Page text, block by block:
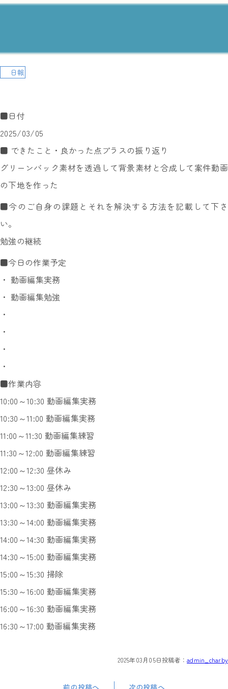
日報
■日付
2025/03/05
■ できたこと・良かった点プラスの振り返り
グリーンバック素材を透過して背景素材と合成して案件動画
の下地を作った
■今のご自身の課題とそれを解決する方法を記載して下さ
い。
勉強の継続
■今日の作業予定
・ 動画編集実務
・ 動画編集勉強
・
・
・
・
■作業内容
10:00～10:30 動画編集実務
10:30～11:00 動画編集実務
11:00～11:30 動画編集練習
11:30～12:00 動画編集練習
12:00～12:30 昼休み
12:30～13:00 昼休み
13:00～13:30 動画編集実務
13:30～14:00 動画編集実務
14:00～14:30 動画編集実務
14:30～15:00 動画編集実務
15:00～15:30 掃除
15:30～16:00 動画編集実務
16:00～16:30 動画編集実務
16:30～17:00 動画編集実務
2025年03月05日投稿者：admin_charby
前の投稿へ 次の投稿へ